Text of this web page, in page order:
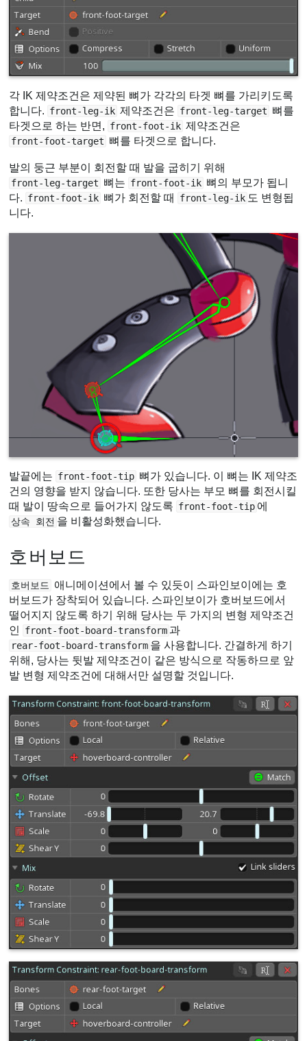
각 IK 제약조건은 제약된 뼈가 각각의 타겟 뼈를 가리키도록
합니다. front-leg-ik 제약조건은 front-leg-target 뼈를
타겟으로 하는 반면, front-foot-ik 제약조건은
front-foot-target 뼈를 타겟으로 합니다.
발의 둥근 부분이 회전할 때 발을 굽히기 위해
front-leg-target 뼈는 front-foot-ik 뼈의 부모가 됩니
다. front-foot-ik 뼈가 회전할 때 front-leg-ik 도 변형됩
니다.
발끝에는 front-foot-tip 뼈가 있습니다. 이 뼈는 IK 제약조
건의 영향을 받지 않습니다. 또한 당사는 부모 뼈를 회전시킬
때 발이 땅속으로 들어가지 않도록 front-foot-tip 에
상속 회전 을 비활성화했습니다.
호버보드
호버보드 애니메이션에서 볼 수 있듯이 스파인보이에는 호
버보드가 장착되어 있습니다. 스파인보이가 호버보드에서
떨어지지 않도록 하기 위해 당사는 두 가지의 변형 제약조건
인
front-foot-board-transform 과
rear-foot-board-transform 을 사용합니다. 간결하게 하기
위해, 당사는 뒷발 제약조건이 같은 방식으로 작동하므로 앞
발 변형 제약조건에 대해서만 설명할 것입니다.